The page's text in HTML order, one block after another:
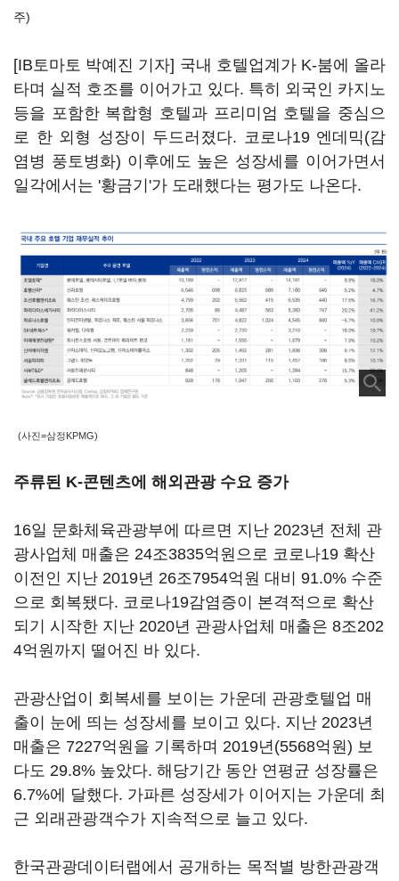
주)
[IB토마토 박예진 기자] 국내 호텔업계가 K-붐에 올라
타며 실적 호조를 이어가고 있다. 특히 외국인 카지노
등을 포함한 복합형 호텔과 프리미엄 호텔을 중심으
로 한 외형 성장이 두드러졌다. 코로나19 엔데믹(감
염병 풍토병화) 이후에도 높은 성장세를 이어가면서
일각에서는 '황금기'가 도래했다는 평가도 나온다.
(사진=삼정KPMG)
주류된 K-콘텐츠에 해외관광 수요 증가
16일 문화체육관광부에 따르면 지난 2023년 전체 관
광사업체 매출은 24조3835억원으로 코로나19 확산
이전인 지난 2019년 26조7954억원 대비 91.0% 수준
으로 회복됐다. 코로나19감염증이 본격적으로 확산
되기 시작한 지난 2020년 관광사업체 매출은 8조202
4억원까지 떨어진 바 있다.
관광산업이 회복세를 보이는 가운데 관광호텔업 매
출이 눈에 띄는 성장세를 보이고 있다. 지난 2023년
매출은 7227억원을 기록하며 2019년(5568억원) 보
다도 29.8% 높았다. 해당기간 동안 연평균 성장률은
6.7%에 달했다. 가파른 성장세가 이어지는 가운데 최
근 외래관광객수가 지속적으로 늘고 있다.
한국관광데이터랩에서 공개하는 목적별 방한관광객